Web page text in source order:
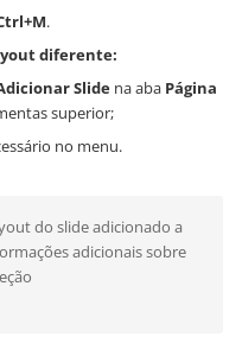
.
diferente:
Slide na aba Página
superior;
no menu.
do slide adicionado a
adicionais sobre